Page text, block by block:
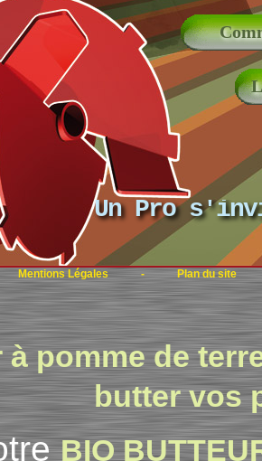
Un Pro
Mentions Légales - Plan du site -
pomme de
butter vos
BIO